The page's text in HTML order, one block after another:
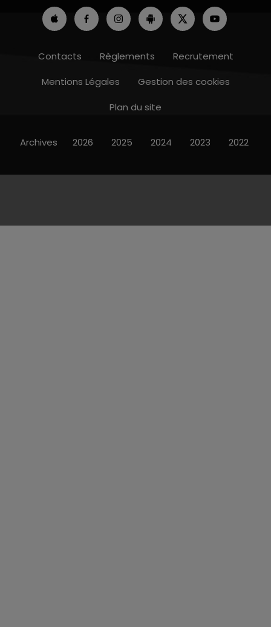
Contacts Règlements
Recrutement
Mentions Légales
Gestion des cookies
Plan du site
Archives 2026 2025 2024 2023 2022